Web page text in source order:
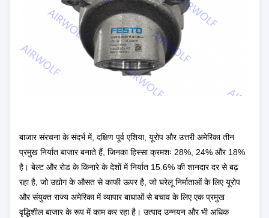
बाजार संरचना के संदर्भ में, दक्षिण पूर्व एशिया, यूरोप और उत्तरी अमेरिका तीन
प्रमुख निर्यात बाजार बनाते हैं, जिनका हिस्सा क्रमशः 28%, 24% और 18%
है। बेल्ट और रोड के किनारे के देशों में निर्यात 15.6% की शानदार दर से बढ़
रहा है, जो उद्योग के औसत से काफी ऊपर है, जो घरेलू निर्माताओं के लिए यूरोप
और संयुक्त राज्य अमेरिका में व्यापार बाधाओं से बचाव के लिए एक प्रमुख
वृद्धिशील बाजार के रूप में काम कर रहा है। उत्पाद उन्नयन और भी अधिक